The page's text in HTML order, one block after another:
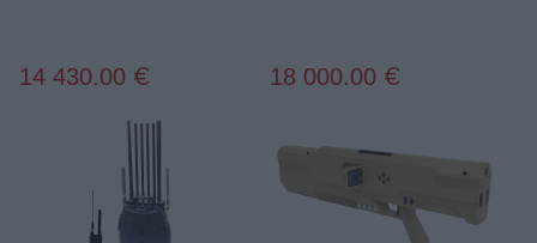
14 430.00 € 18 000.00 €